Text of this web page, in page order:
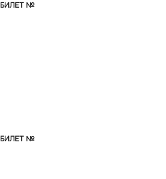
БИЛЕТ №
БИЛЕТ №